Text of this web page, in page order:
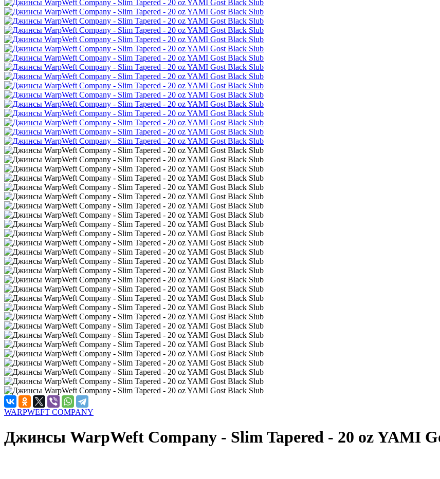
WARPWEFT COMPANY
Джинсы WarpWeft Company - Slim Tapered - 20 oz YAMI